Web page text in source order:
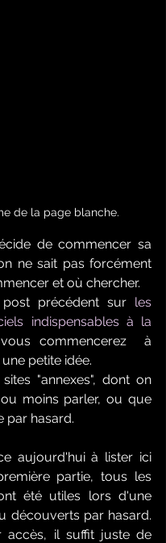
de la page blanche.
de commencer sa
ne sait pas forcément
et où chercher.
précédent sur les
indispensables à la
vous commencerez  à
petite idée.
"annexes", dont on
moins parler, ou que
par hasard.
aujourd'hui à lister ici
partie, tous les
été utiles lors d'une
découverts par hasard.
accès, il suffit juste de